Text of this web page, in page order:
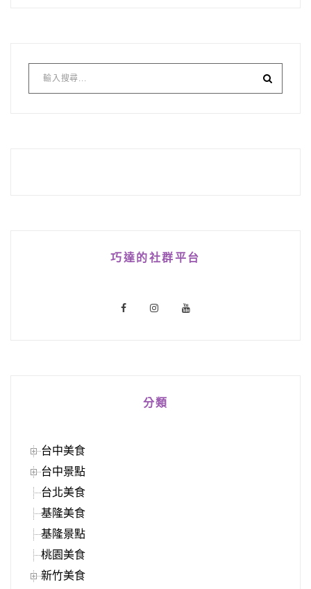
巧達的社群平台
分類
台中美食
台中景點
台北美食
基隆美食
基隆景點
桃園美食
新竹美食